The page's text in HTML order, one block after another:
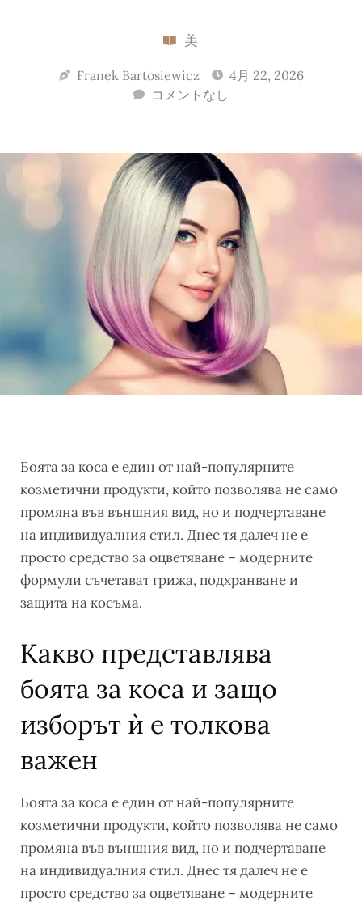
美
Franek Bartosiewicz
4月 22, 2026
コメントなし
Боята за коса е един от най-популярните
козметични продукти, който позволява не само
промяна във външния вид, но и подчертаване
на индивидуалния стил. Днес тя далеч не е
просто средство за оцветяване – модерните
формули съчетават грижа, подхранване и
защита на косъма.
Какво представлява
боята за коса и защо
изборът ѝ е толкова
важен
Боята за коса е един от най-популярните
козметични продукти, който позволява не само
промяна във външния вид, но и подчертаване
на индивидуалния стил. Днес тя далеч не е
просто средство за оцветяване – модерните